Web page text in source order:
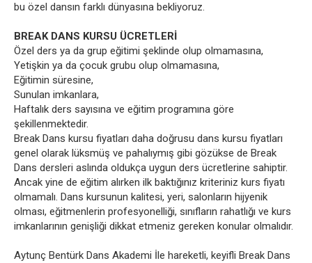
bu özel dansın farklı dünyasına bekliyoruz.
BREAK DANS KURSU ÜCRETLERİ
Özel ders ya da grup eğitimi şeklinde olup olmamasına,
Yetişkin ya da çocuk grubu olup olmamasına,
Eğitimin süresine,
Sunulan imkanlara,
Haftalık ders sayısına ve eğitim programına göre
şekillenmektedir.
Break Dans kursu fiyatları daha doğrusu dans kursu fiyatları
genel olarak lüksmüş ve pahalıymış gibi gözükse de Break
Dans dersleri aslında oldukça uygun ders ücretlerine sahiptir.
Ancak yine de eğitim alırken ilk baktığınız kriteriniz kurs fiyatı
olmamalı. Dans kursunun kalitesi, yeri, salonların hijyenik
olması, eğitmenlerin profesyonelliği, sınıfların rahatlığı ve kurs
imkanlarının genişliği dikkat etmeniz gereken konular olmalıdır.
Aytunç Bentürk Dans Akademi İle hareketli, keyifli Break Dans